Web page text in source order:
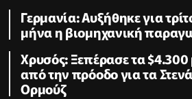
Γερμανία: Αυξήθηκε για
μήνα η βιομηχανική
Χρυσός: Ξεπέρασε τα
από την πρόοδο για τα
Ορμούζ